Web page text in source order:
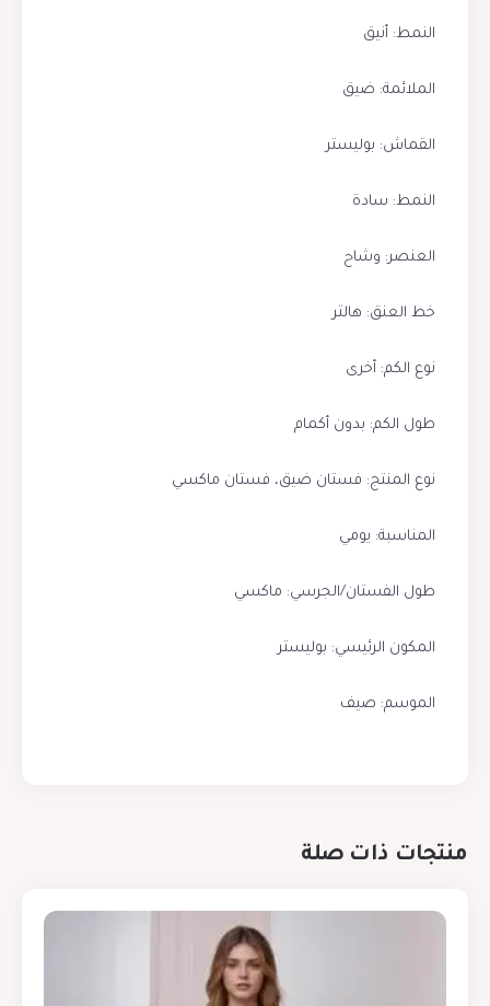
النمط: أنيق
الملائمة: ضيق
القماش: بوليستر
النمط: سادة
العنصر: وشاح
خط العنق: هالتر
نوع الكم: أخرى
طول الكم: بدون أكمام
نوع المنتج: فستان ضيق، فستان ماكسي
المناسبة: يومي
طول الفستان/الجرسي: ماكسي
المكون الرئيسي: بوليستر
الموسم: صيف
منتجات ذات صلة